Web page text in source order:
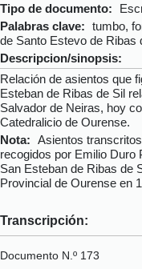
Tipo de documento:
Palabras clave:
tumbo,
de Santo Estevo de Ribas
Descripcion/sinopsis:
Relación de asientos que
Esteban de Ribas de Sil
Salvador de Neiras, hoy
Catedralicio de Ourense.
Nota:
Asientos
recogidos por Emilio Duro
San Esteban de Ribas de
Provincial de Ourense en
Transcripción:
Documento N.º 173